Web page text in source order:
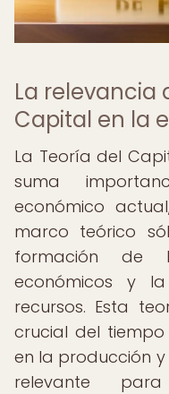
La relevancia
Capital en la
La Teoría del
suma
económico
marco teórico
formación de
económicos y
recursos. Esta
crucial del
en la producción
relevante